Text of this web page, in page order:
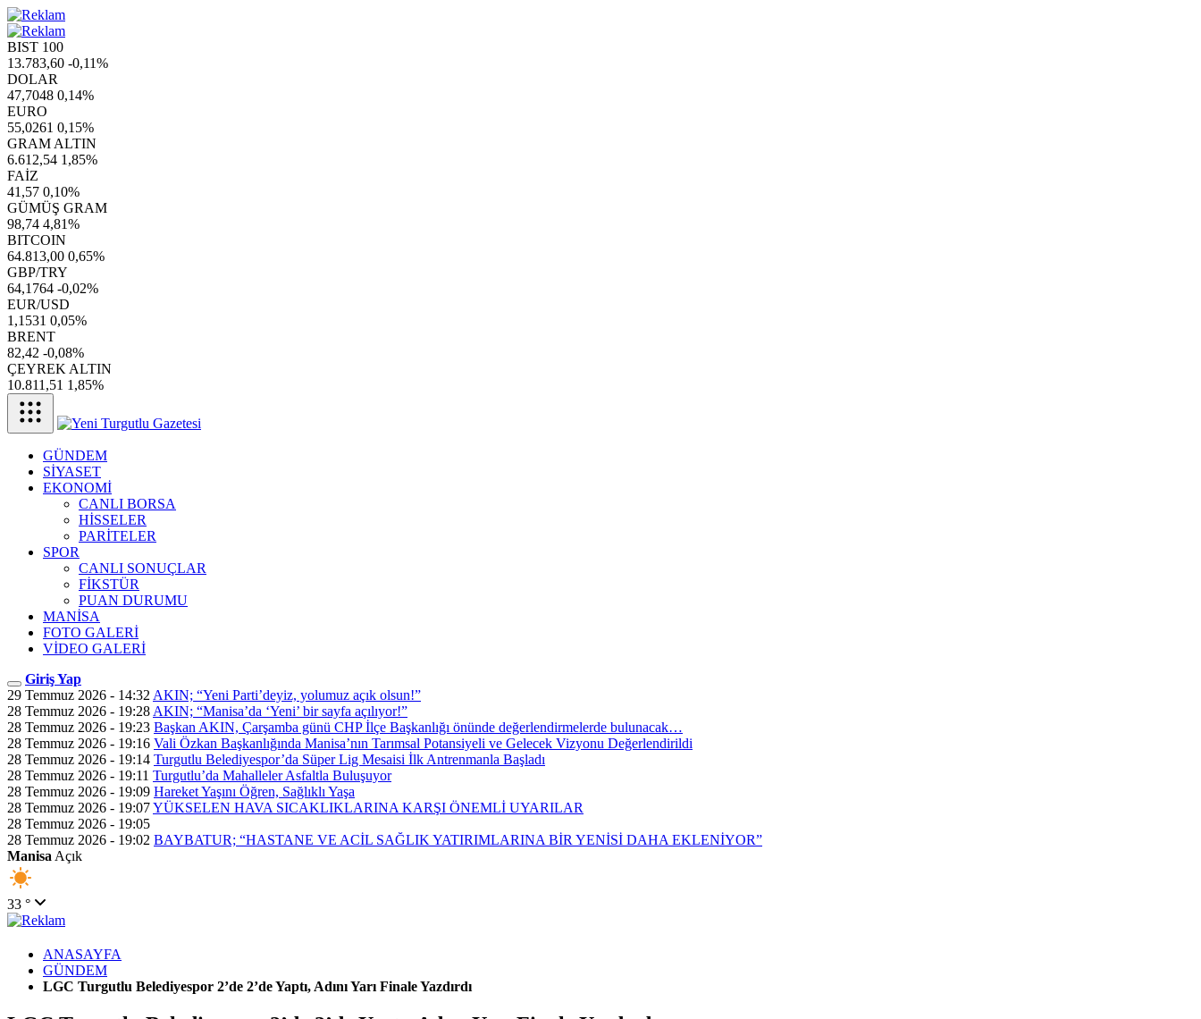
BIST 100
13.783,60 -0,11%
DOLAR
47,7048 0,14%
EURO
55,0261 0,15%
GRAM ALTIN
6.612,54 1,85%
FAİZ
41,57 0,10%
GÜMÜŞ GRAM
98,74 4,81%
BITCOIN
64.813,00 0,65%
GBP/TRY
64,1764 -0,02%
EUR/USD
1,1531 0,05%
BRENT
82,42 -0,08%
ÇEYREK ALTIN
10.811,51 1,85%
GÜNDEM
SİYASET
EKONOMİ
CANLI BORSA
HİSSELER
PARİTELER
SPOR
CANLI SONUÇLAR
FİKSTÜR
PUAN DURUMU
MANİSA
FOTO GALERİ
VİDEO GALERİ
Giriş Yap
29 Temmuz 2026 - 14:32 AKIN; “Yeni Parti’deyiz, yolumuz açık olsun!”
28 Temmuz 2026 - 19:28 AKIN; “Manisa’da ‘Yeni’ bir sayfa açılıyor!”
28 Temmuz 2026 - 19:23 Başkan AKIN, Çarşamba günü CHP İlçe Başkanlığı önünde değerlendirmelerde bulunacak…
28 Temmuz 2026 - 19:16 Vali Özkan Başkanlığında Manisa’nın Tarımsal Potansiyeli ve Gelecek Vizyonu Değerlendirildi
28 Temmuz 2026 - 19:14 Turgutlu Belediyespor’da Süper Lig Mesaisi İlk Antrenmanla Başladı
28 Temmuz 2026 - 19:11 Turgutlu’da Mahalleler Asfaltla Buluşuyor
28 Temmuz 2026 - 19:09 Hareket Yaşını Öğren, Sağlıklı Yaşa
28 Temmuz 2026 - 19:07YÜKSELEN HAVA SICAKLIKLARINA KARŞI ÖNEMLİ UYARILAR
28 Temmuz 2026 - 19:05
28 Temmuz 2026 - 19:02 BAYBATUR; “HASTANE VE ACİL SAĞLIK YATIRIMLARINA BİR YENİSİ DAHA EKLENİYOR”
Manisa Açık
33 °
ANASAYFA
GÜNDEM
LGC Turgutlu Belediyespor 2’de 2’de Yaptı, Adını Yarı Finale Yazdırdı